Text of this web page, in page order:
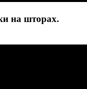
на шторах.